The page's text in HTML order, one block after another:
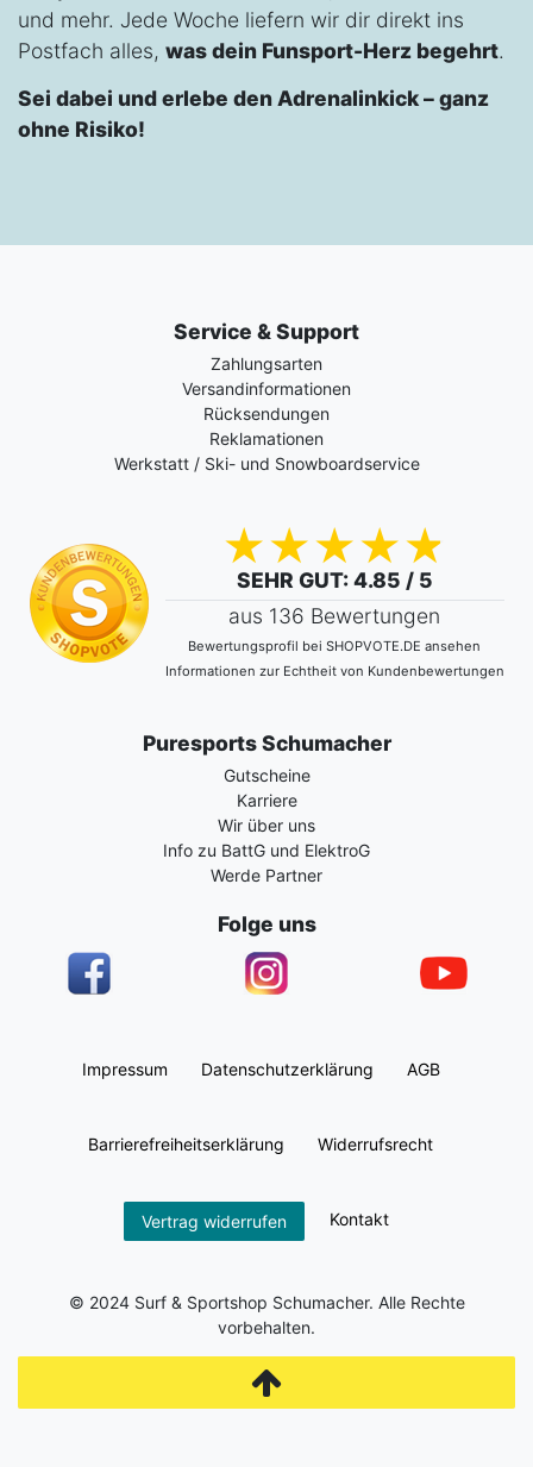
und mehr. Jede Woche liefern wir dir direkt ins
Postfach alles, was dein Funsport-Herz begehrt.
Sei dabei und erlebe den Adrenalinkick – ganz
ohne Risiko!
Service & Support
Zahlungsarten
Versandinformationen
Rücksendungen
Reklamationen
Werkstatt / Ski- und Snowboardservice
SEHR GUT: 4.85 / 5
aus 136 Bewertungen
Bewertungsprofil bei SHOPVOTE.DE ansehen
Informationen zur Echtheit von Kundenbewertungen
Puresports Schumacher
Gutscheine
Karriere
Wir über uns
Info zu BattG und ElektroG
Werde Partner
Folge uns
Impressum Daten­schutz­erklärung AGB
Barrierefreiheitserklärung Widerrufs­recht
Vertrag widerrufen Kontakt
© 2024 Surf & Sportshop Schumacher. Alle Rechte
vorbehalten.